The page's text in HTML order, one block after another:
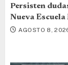
Persisten
Nueva
AGOSTO 8,